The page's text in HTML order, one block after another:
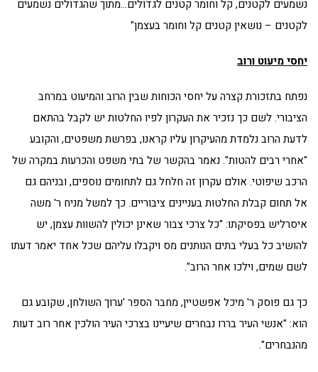
נשמעים לקטנים, קל וחומר קטנים לגדולים…מתוך שהגדולים נשמעים
לקטנים – נושאין קטנים קל וחומר בעצמן"
יחסי מיעוט ורוב
נפתח בתזכורת קצרה על יחסי הכוחות שבין הרוב והמיעוט במרחב
הציבורי. לשם כך נזכיר את העקרון לפיו החלטות יש לקבל בהתאם
לדעת הרוב נלמדת מהעיקרון עליו קראנו, בפרשת משפטים, והקובע
"אחרי רבים להטות". נאמר בהקשר של בתי משפט והכרעות במקרה של
הרכב שיפוטי. אולם עקרון זה חלחל גם לתחומים נוספים, ובניהם גם
אל תחום קבלת החלטות בעניינים ציבוריים. כך למשל מניח ר' משה
איסרליש בפסיקתו: "כל צרכי צבור שאינן יכולין להשוות עצמן, יש
להושיב כל בעלי בתים הנותנים מס ויקבלו עליהם שכל אחד יאמר דעתו
לשם שמים, וילכו אחר הרוב".
כך גם פוסק ר' מיכל אפשטיין, מחבר הספר 'ערוך השולחן, שקובע גם
הוא: "אנשי העיר בררו נבחרים שיעיינו בצרכי העיר הולכין אחר רוב דעות
מהנבחרים".